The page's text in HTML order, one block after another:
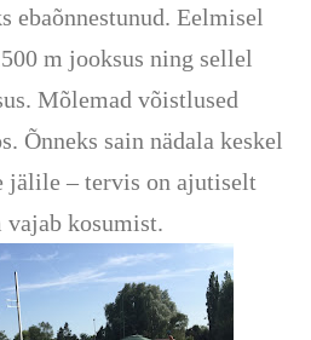
ebaõnnestunud. Eelmisel
m jooksus ning sellel
Mõlemad võistlused
Õnneks sain nädala keskel
jälile – tervis on ajutiselt
vajab kosumist.